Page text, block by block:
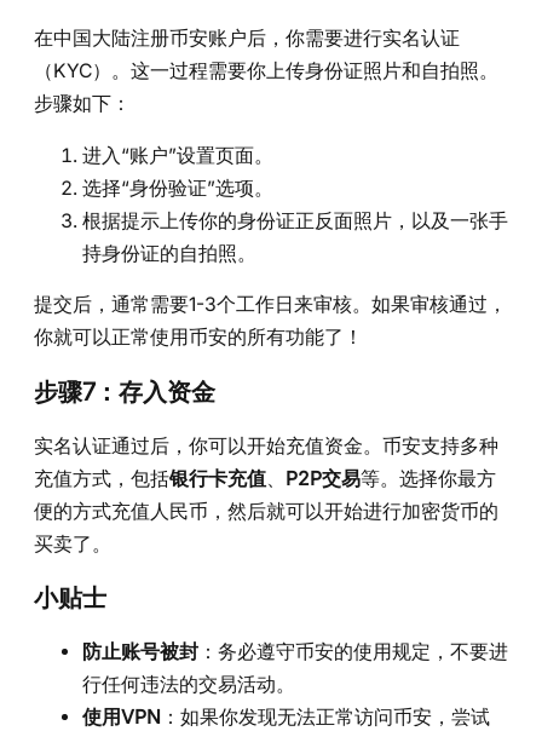
在中国大陆注册币安账户后，你需要进行实名认证
（KYC）。这一过程需要你上传身份证照片和自拍照。
步骤如下：
进入“账户”设置页面。
选择“身份验证”选项。
根据提示上传你的身份证正反面照片，以及一张手
持身份证的自拍照。
提交后，通常需要1-3个工作日来审核。如果审核通过，
你就可以正常使用币安的所有功能了！
步骤7：存入资金
实名认证通过后，你可以开始充值资金。币安支持多种
充值方式，包括银行卡充值 P2P交易等。选择你最方
便的方式充值人民币，然后就可以开始进行加密货币的
买卖了。
小贴士
防止账号被封 ：务必遵守币安的使用规定，不要进
行任何违法的交易活动。
使用VPN ：如果你发现无法正常访问币安，尝试